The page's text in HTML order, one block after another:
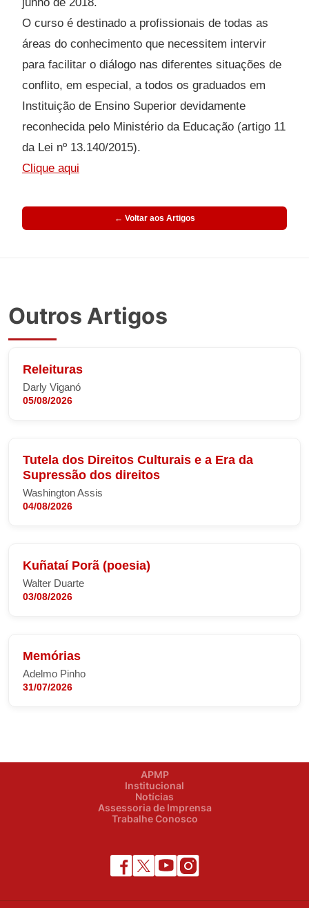
O curso é destinado a profissionais de todas as
áreas do conhecimento que necessitem intervir
para facilitar o diálogo nas diferentes situações de
conflito, em especial, a todos os graduados em
Instituição de Ensino Superior devidamente
reconhecida pelo Ministério da Educação (artigo 11
da Lei nº 13.140/2015).
Clique aqui
← Voltar aos Artigos
Outros Artigos
Releituras
Darly Viganó
05/08/2026
Tutela dos Direitos Culturais e a Era da
Supressão dos direitos
Washington Assis
04/08/2026
Kuñataí Porã (poesia)
Walter Duarte
03/08/2026
Memórias
Adelmo Pinho
31/07/2026
APMP
Institucional
Notícias
Assessoria de Imprensa
Trabalhe Conosco